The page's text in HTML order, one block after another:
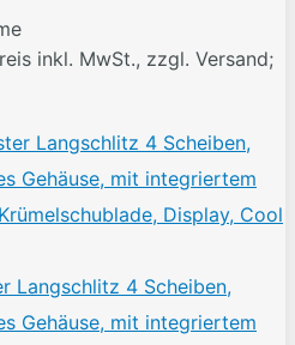
inkl. MwSt., zzgl. Versand;
Langschlitz 4 Scheiben,
Gehäuse, mit integriertem